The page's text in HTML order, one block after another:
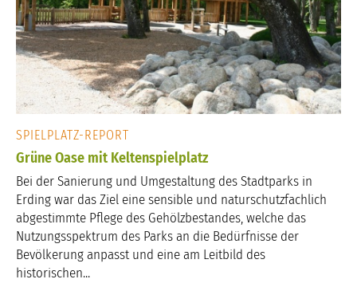
SPIELPLATZ-REPORT
Grüne Oase mit Keltenspielplatz
Bei der Sanierung und Umgestaltung des Stadtparks in
Erding war das Ziel eine sensible und naturschutzfachlich
abgestimmte Pflege des Gehölzbestandes, welche das
Nutzungsspektrum des Parks an die Bedürfnisse der
Bevölkerung anpasst und eine am Leitbild des
historischen...